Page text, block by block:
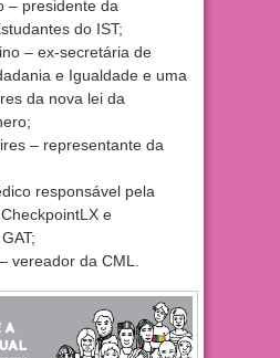
– presidente da
es do IST;
– ex-secretária de
e Igualdade e uma
da nova lei da
– representante da
responsável pela
e
vereador da CML.